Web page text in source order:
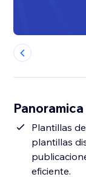
Plantillas
plantillas
eficiente.